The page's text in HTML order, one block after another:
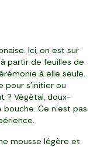
Ici, on est sur
partir de feuilles de
à elle seule.
pour s’initier ou
? Végétal, doux-
Ce n’est pas
mousse légère et